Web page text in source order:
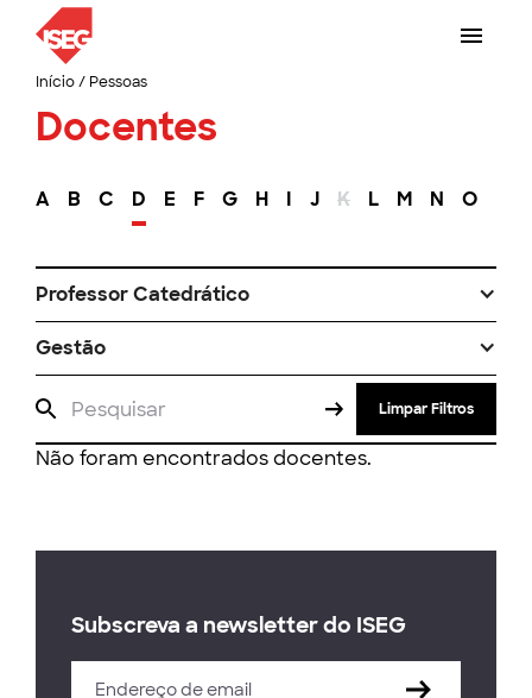
Início/ Pessoas
Docentes
A B C D E F G H I J K L M N O
Professor Catedrático
Gestão
Limpar Filtros
Não foram encontrados docentes.
Subscreva a newsletter do ISEG